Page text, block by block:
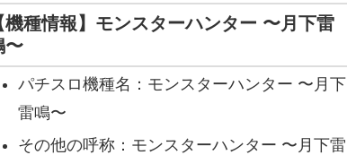
機種情報】モンスターハンター 〜月下雷
〜
パチスロ機種名：モンスターハンター 〜月下
雷鳴〜
その他の呼称：モンスターハンター 〜月下雷